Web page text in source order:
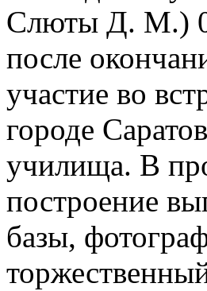
Слюты Д. М.)
после
участие во
городе
училища. В
построение
базы,